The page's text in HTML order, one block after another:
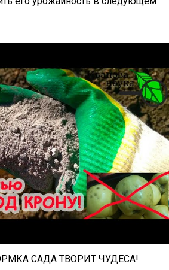
САДА ТВОРИТ ЧУДЕСА!